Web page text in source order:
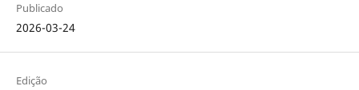
Publicado
2026-03-24
Edição